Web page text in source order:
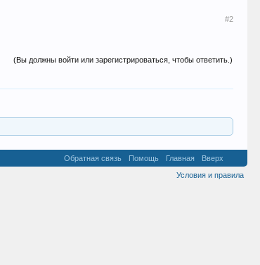
#2
(Вы должны войти или зарегистрироваться, чтобы ответить.)
Обратная связь Помощь Главная
Вверх
Условия и правила